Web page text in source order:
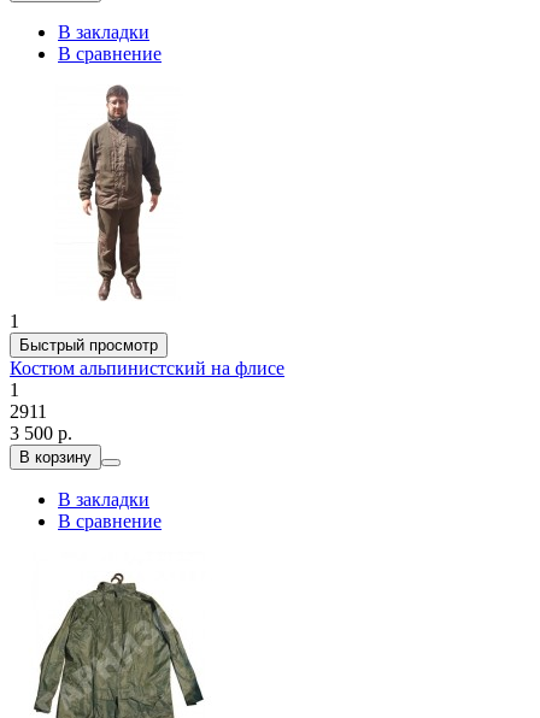
В закладки
В сравнение
1
Быстрый просмотр
Костюм альпинистский на флисе
1
2911
3 500 р.
В корзину
В закладки
В сравнение